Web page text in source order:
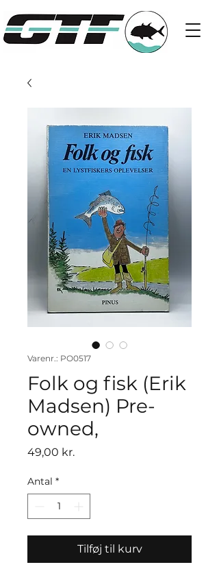
Varenr.: PO0517
Folk og fisk (Erik
Madsen) Pre-
owned,
49,00 kr.Pris
Antal *
Tilføj til kurv